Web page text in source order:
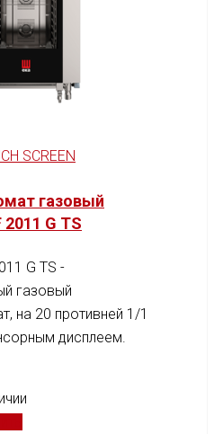
SCREEN
газовый
G TS
G TS -
газовый
на 20 противней 1/1
дисплеем.